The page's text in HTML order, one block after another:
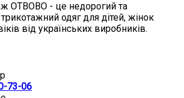
ОТВОВО - це недорогий та
трикотажний одяг для дітей, жінок
від українських виробників.
73-06